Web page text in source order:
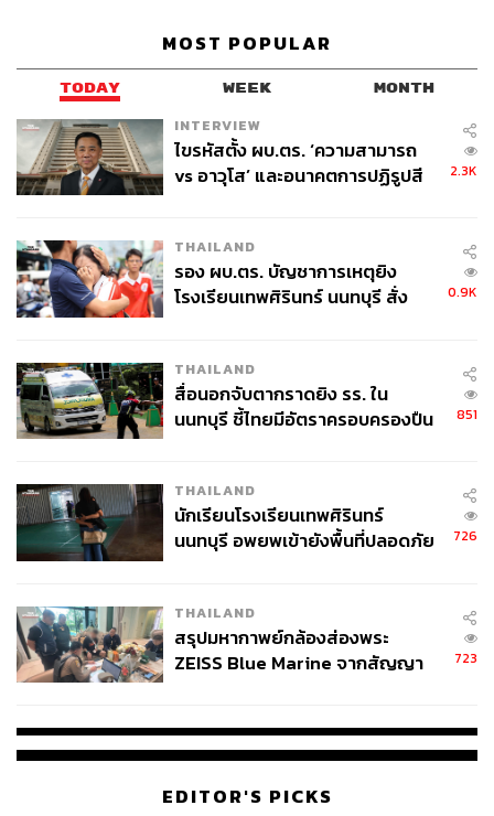
MOST POPULAR
TODAY WEEK MONTH
INTERVIEW
ไขรหัสตั้ง ผบ.ตร. ‘ความสามารถ
vs อาวุโส’ และอนาคตการปฏิรูปสี
2.3K
THAILAND
รอง ผบ.ตร. บัญชาการเหตุยิง
โรงเรียนเทพศิรินทร์ นนทบุรี สั่ง
0.9K
THAILAND
สื่อนอกจับตากราดยิง รร. ใน
นนทบุรี ชี้ไทยมีอัตราครอบครองปืน
851
THAILAND
นักเรียนโรงเรียนเทพศิรินทร์
นนทบุรี อพยพเข้ายังพื้นที่ปลอดภัย
726
THAILAND
สรุปมหากาพย์กล้องส่องพระ
ZEISS Blue Marine จากสัญญา
จ่ายหนี้-แอบระบุแบรนด์
723
EDITOR'S PICKS